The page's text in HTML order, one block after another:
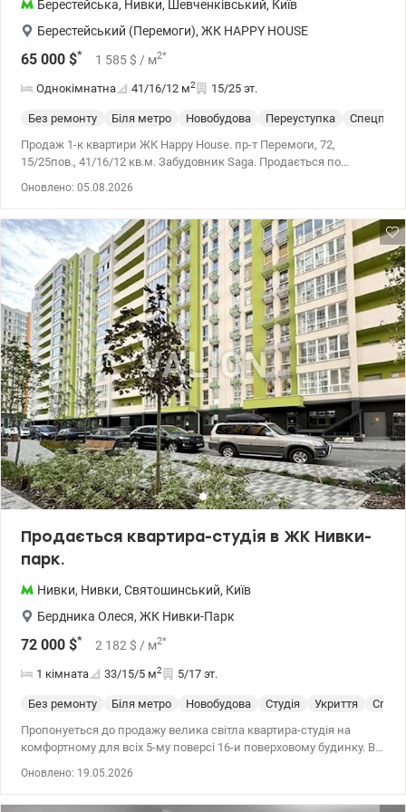
Берестейська, Нивки, Шевченківський, Київ
Берестейський (Перемоги), ЖК HAPPY HOUSE
65 000 $* 1 585 $ / м2*
Однокімнатна 41/16/12 м2 15/25 эт.
Без ремонту Біля метро Новобудова Переуступка
Продаж 1-к квартири ЖК Happy House. пр-т Перемоги, 72,
15/25пов., 41/16/12 кв.м. Забудовник Saga. Продається по
багато шкіл, університет, розвинена транспортна розв'язка. 044
200 10 80 Valion.ua/1038688
Оновлено: 05.08.2026
Продається квартира-студія в ЖК Нивки-
парк.
Нивки, Нивки, Святошинський, Київ
Бердника Олеся, ЖК Нивки-Парк
72 000 $* 2 182 $ / м2*
1 кімната 33/15/5 м2 5/17 эт.
Без ремонту Біля метро Новобудова Студія Укриття
Пропонуеться до продажу велика світла квартира-студія на
комфортному для всіх 5-му поверсі 16-и поверховому будинку. В
Оновлено: 19.05.2026